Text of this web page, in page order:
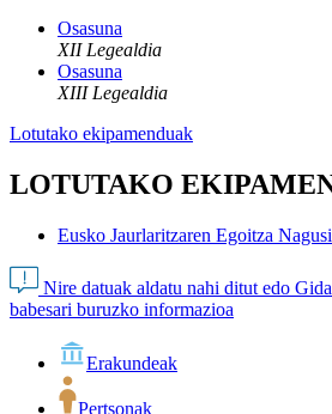
Osasuna
XII Legealdia
Osasuna
XIII Legealdia
Lotutako ekipamenduak
LOTUTAKO
Eusko Jaurlaritzaren Egoitza
Nire datuak aldatu nahi ditut edo
babesari buruzko informazioa
Erakundeak
Pertsonak